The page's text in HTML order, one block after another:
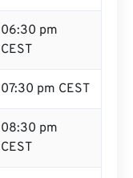
06:30 pm
CEST
07:30 pm CEST
08:30 pm
CEST